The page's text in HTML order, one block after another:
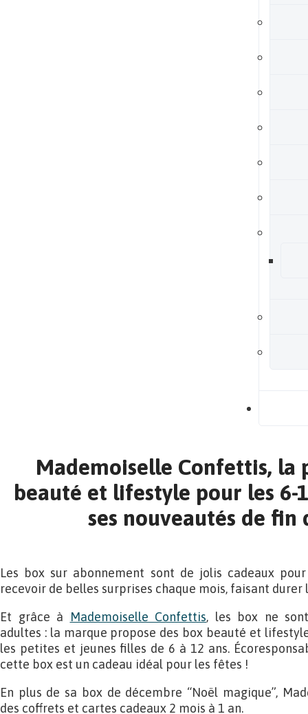
Mademoiselle Confettis, la
beauté et lifestyle pour les 6-
ses nouveautés de fin
Les box sur abonnement sont de jolis cadeaux
recevoir de belles surprises chaque mois, faisant
Et grâce à
Mademoiselle Confettis, les box ne
adultes : la marque propose des box beauté et
les petites et jeunes filles de 6 à 12 ans.
cette box est un cadeau idéal pour les fêtes !
En plus de sa box de décembre “Noël magique”,
des coffrets et cartes cadeaux 2 mois à 1 an.